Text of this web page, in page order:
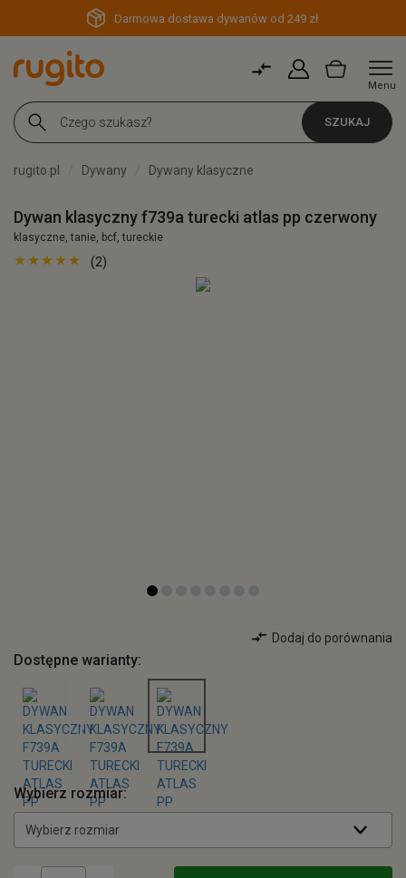
Darmowa dostawa dywanów od 249 zł
Menu
SZUKAJ
rugito.pl Dywany Dywany klasyczne
Dywan klasyczny f739a turecki atlas pp czerwony
klasyczne, tanie, bcf, tureckie
(2)
Dodaj do porównania
Dostępne warianty:
Wybierz rozmiar:
Wybierz rozmiar